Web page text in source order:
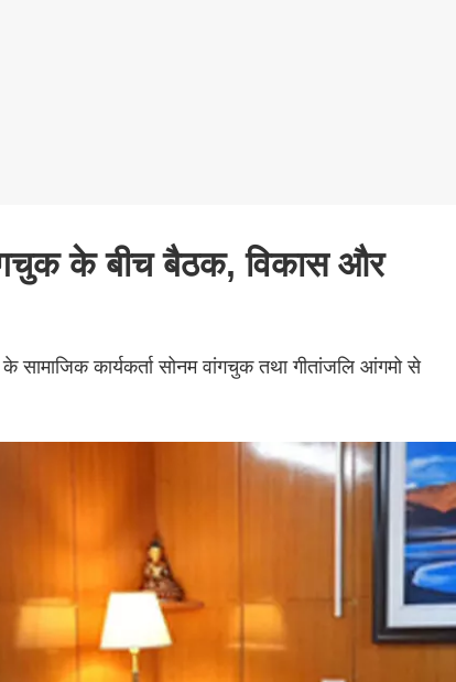
के बीच बैठक, विकास और
सामाजिक कार्यकर्ता सोनम वांगचुक तथा गीतांजलि आंगमो से